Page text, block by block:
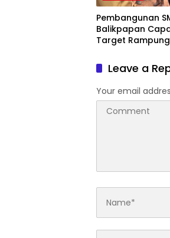
Pembangunan
Balikpapan
Target
Leave a
Your email